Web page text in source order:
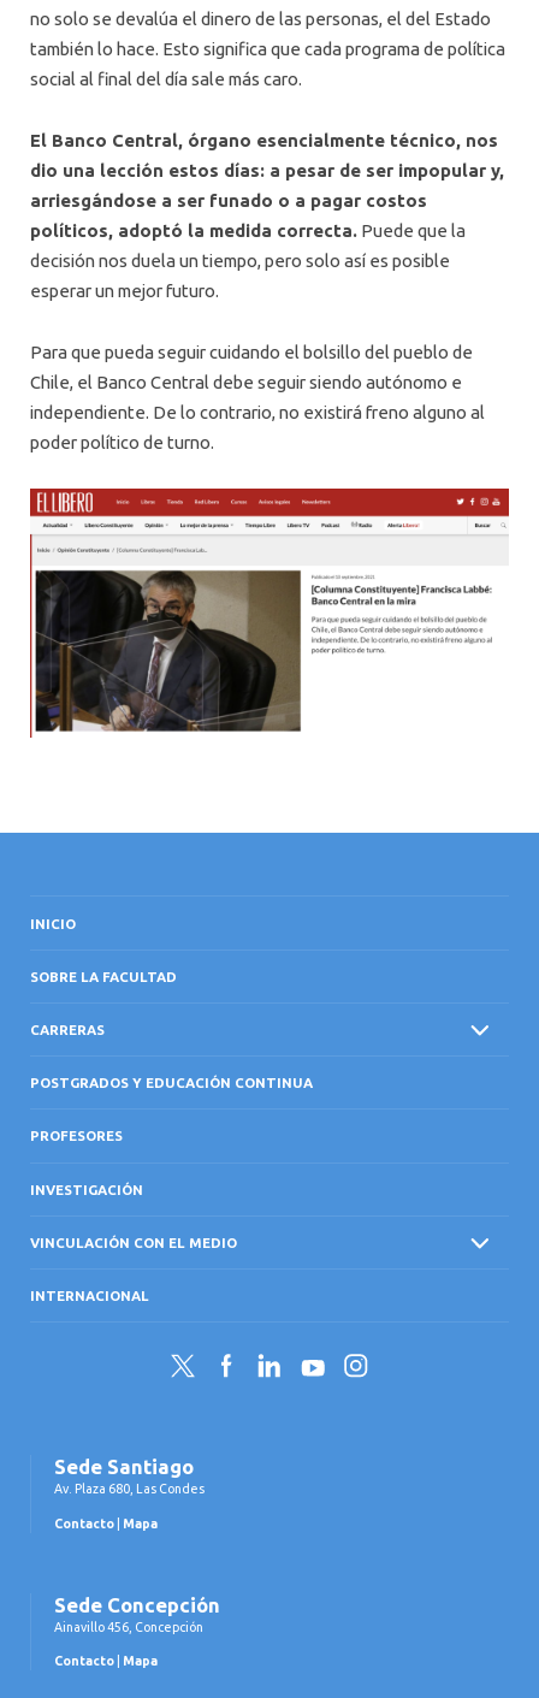
no solo se devalúa el dinero de las personas, el del Estado
también lo hace. Esto significa que cada programa de política
social al final del día sale más caro.
El Banco Central, órgano esencialmente técnico, nos
dio una lección estos días: a pesar de ser impopular y,
arriesgándose a ser funado o a pagar costos
políticos, adoptó la medida correcta. Puede que la
decisión nos duela un tiempo, pero solo así es posible
esperar un mejor futuro.
Para que pueda seguir cuidando el bolsillo del pueblo de
Chile, el Banco Central debe seguir siendo autónomo e
independiente. De lo contrario, no existirá freno alguno al
poder político de turno.
INICIO
SOBRE LA FACULTAD
CARRERAS
POSTGRADOS Y EDUCACIÓN CONTINUA
PROFESORES
INVESTIGACIÓN
VINCULACIÓN CON EL MEDIO
INTERNACIONAL
Twitter FacebookLinkedInYouTubeInstagram
Sede Santiago
Av. Plaza 680, Las Condes
Contacto Mapa
Sede Concepción
Ainavillo 456, Concepción
Contacto Mapa